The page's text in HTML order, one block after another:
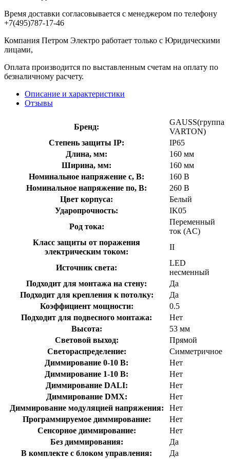
Время доставки согласовывается с менеджером по телефону
+7(495)787-17-46
Компания Петром Электро работает только с Юридическими
лицами,
Оплата производится по выставленным счетам на оплату по
безналичному расчету.
Описание и характеристики
Отзывы
Бренд:
GAUSS(группа
VARTON)
Степень защиты IP:
IP65
Длина, мм:
160 мм
Ширина, мм:
160 мм
Номинальное напряжение с, В:
160 В
Номинальное напряжение по, В:
260 В
Цвет корпуса:
Белый
Ударопрочность:
IK05
Род тока:
Переменный
ток (AC)
Класс защиты от поражения
электрическим током:
II
Источник света:
LED
несменный
Подходит для монтажа на стену:
Да
Подходит для крепления к потолку:
Да
Коэффициент мощности:
0.5
Подходит для подвесного монтажа:
Нет
Высота:
53 мм
Световой выход:
Прямой
Светораспределение:
Симметричное
Диммирование 0-10 В:
Нет
Диммирование 1-10 В:
Нет
Диммирование DALI:
Нет
Диммирование DMX:
Нет
Диммирование модуляцией напряжения:
Нет
Программируемое диммирование:
Нет
Сенсорное диммирование:
Нет
Без диммирования:
Да
В комплекте с блоком управления:
Да